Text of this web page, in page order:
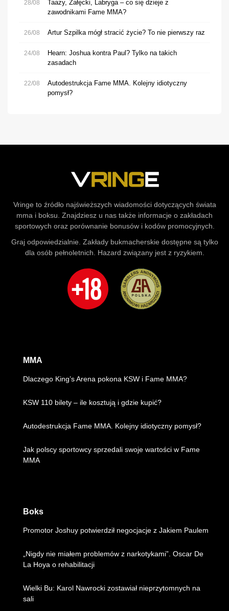
28/08
Taazy, Załęcki, Labryga – co się dzieje z
zawodnikami Fame MMA?
26/08 Artur Szpilka mógł stracić życie? To nie pierwszy raz
24/08
Hearn: Joshua kontra Paul? Tylko na takich
zasadach
22/08
Autodestrukcja Fame MMA. Kolejny idiotyczny
pomysł?
Vringe to źródło najświeższych wiadomości dotyczących świata
mma i boksu. Znajdziesz u nas także informacje o zakładach
sportowych oraz porównanie bonusów i kodów promocyjnych.
Graj odpowiedzialnie. Zakłady bukmacherskie dostępne są tylko
dla osób pełnoletnich. Hazard związany jest z ryzykiem.
MMA
Dlaczego King’s Arena pokona KSW i Fame MMA?
KSW 110 bilety – ile kosztują i gdzie kupić?
Autodestrukcja Fame MMA. Kolejny idiotyczny pomysł?
Jak polscy sportowcy sprzedali swoje wartości w Fame
MMA
Boks
Promotor Joshuy potwierdził negocjacje z Jakiem Paulem
„Nigdy nie miałem problemów z narkotykami”. Oscar De
La Hoya o rehabilitacji
Wielki Bu: Karol Nawrocki zostawiał nieprzytomnych na
sali